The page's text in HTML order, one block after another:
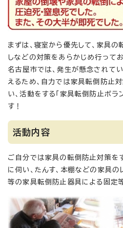
まずは、寝室から優先して、家具の
しなどの対策をあらかじめ行ってお
名古屋市では、発生が懸念されて
えるため、自力では家具転倒防止
い、活動をする「家具転倒防止ボラ
す！
活動内容
ご自分では家具の転倒防止対策を
に伺い、たんす、本棚などの家具の
等の家具転倒防止器具による固定等